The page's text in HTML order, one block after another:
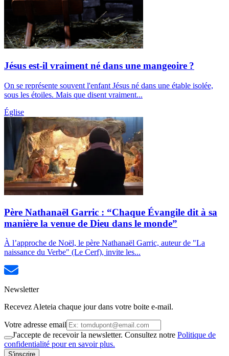
Jésus est-il vraiment né dans une mangeoire ?
On se représente souvent l'enfant Jésus né dans une étable isolée,
sous les étoiles. Mais que disent vraiment...
Église
Père Nathanaël Garric : “Chaque Évangile dit à sa
manière la venue de Dieu dans le monde”
À l’approche de Noël, le père Nathanaël Garric, auteur de "La
naissance du Verbe" (Le Cerf), invite les...
Newsletter
Recevez Aleteia chaque jour dans votre boite e-mail.
Votre adresse email
J'accepte de recevoir la newsletter. Consultez notre Politique de
confidentialité pour en savoir plus.
S'inscrire